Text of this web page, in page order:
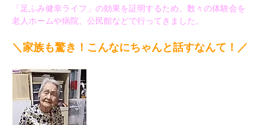
「足ふみ健幸ライフ」の効果を証明するため、数々の体験会を
老人ホームや病院、公民館などで行ってきました。
＼家族も驚き！こんなにちゃんと話すなんて！／